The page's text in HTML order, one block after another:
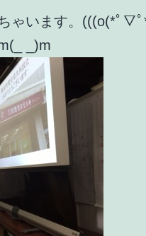
ゃいます。(((o(*ﾟ▽
_)m